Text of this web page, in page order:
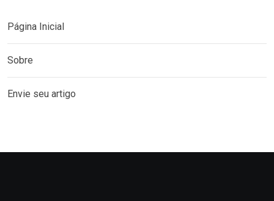
Página Inicial
Sobre
Envie seu artigo